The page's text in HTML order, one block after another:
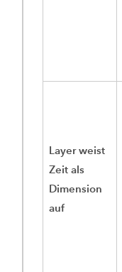
Layer weist
Zeit als
Dimension
auf